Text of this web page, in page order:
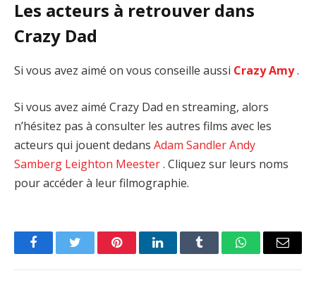
Les acteurs à retrouver dans
Crazy Dad
Si vous avez aimé on vous conseille aussi Crazy Amy.
Si vous avez aimé Crazy Dad en streaming, alors
n’hésitez pas à consulter les autres films avec les
acteurs qui jouent dedans Adam SandlerAndy
Samberg Leighton Meester. Cliquez sur leurs noms
pour accéder à leur filmographie.
FacebookTwitter PinterestLinkedInTumblr WhatsAppEmail